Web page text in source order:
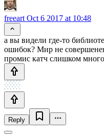
freeart Oct 6 2017 at 10:48
а вы видели где-то
ошибок? Мир не
промис катч слишком
Reply